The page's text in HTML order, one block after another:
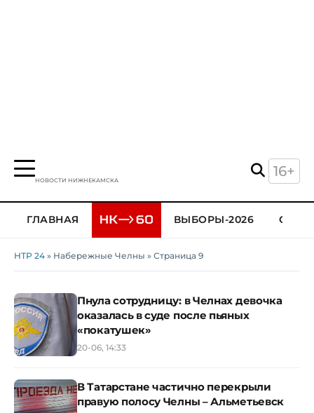
НОВОСТИ НИЖНЕКАМСКА
16+
ГЛАВНАЯ ВЫБОРЫ-2026
НТР 24 » Набережные Челны » Страница 9
Пнула сотрудницу: в Челнах девочка
оказалась в суде после пьяных
«покатушек»
20-06, 14:33
В Татарстане частично перекрыли
правую полосу Челны – Альметьевск